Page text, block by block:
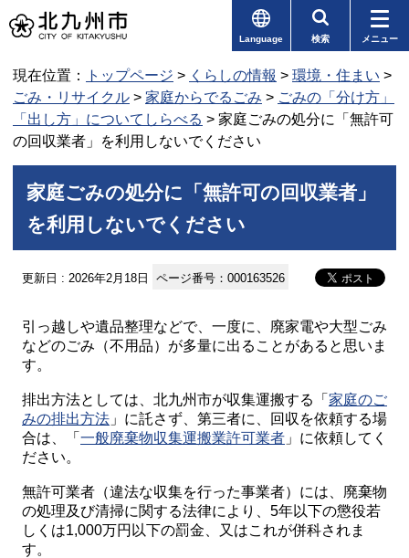
Language 検索 メニュー
現在位置： トップページ > くらしの情報 > 環境・住まい >
ごみ・リサイクル > 家庭からでるごみ > ごみの「分け方」
「出し方」についてしらべる > 家庭ごみの処分に「無許可
の回収業者」を利用しないでください
家庭ごみの処分に「無許可の回収業者」
を利用しないでください
更新日 : 2026年2月18日 ページ番号：000163526
引っ越しや遺品整理などで、一度に、廃家電や大型ごみ
などのごみ（不用品）が多量に出ることがあると思いま
す。
排出方法としては、北九州市が収集運搬する「 家庭のご
みの排出方法 」に託さず、第三者に、回収を依頼する場
合は、「 一般廃棄物収集運搬業許可業者 」に依頼してく
ださい。
無許可業者（違法な収集を行った事業者）には、廃棄物
の処理及び清掃に関する法律により、5年以下の懲役若
しくは1,000万円以下の罰金、又はこれが併科されま
す。